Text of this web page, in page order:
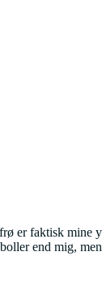
er faktisk mine
end mig,